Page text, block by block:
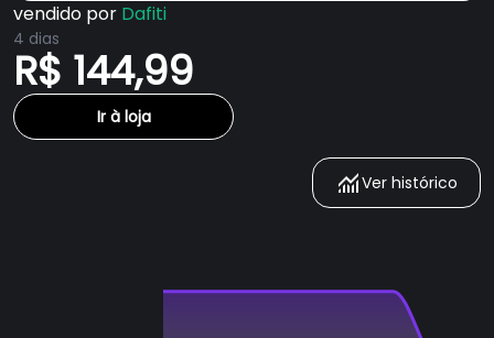
vendido por Dafiti
4 dias
R$ 144,99
Ir à loja
Ver histórico